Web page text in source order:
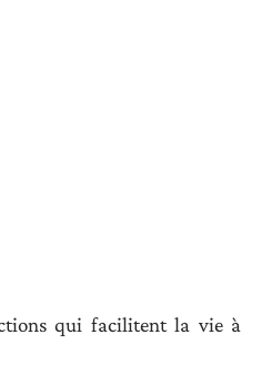
qui facilitent la vie à